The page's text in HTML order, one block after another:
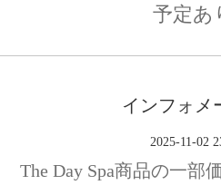
予定あ
インフォメ
2025-11-02
The Day Spa商品の一部